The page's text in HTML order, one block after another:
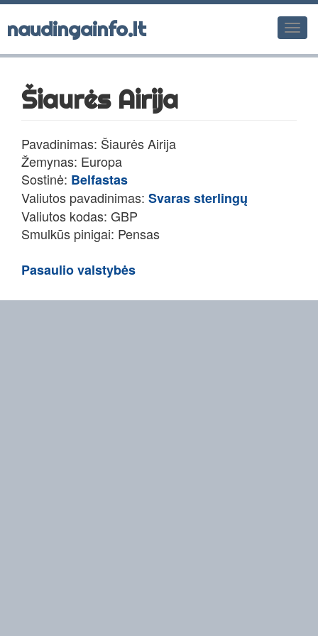
naudingainfo.lt
Šiaurės Airija
Pavadinimas: Šiaurės Airija
Žemynas: Europa
Sostinė: Belfastas
Valiutos pavadinimas: Svaras sterlingų
Valiutos kodas: GBP
Smulkūs pinigai: Pensas
Pasaulio valstybės